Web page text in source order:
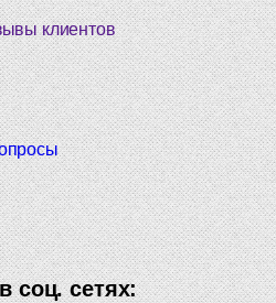
клиентов
соц. сетях: